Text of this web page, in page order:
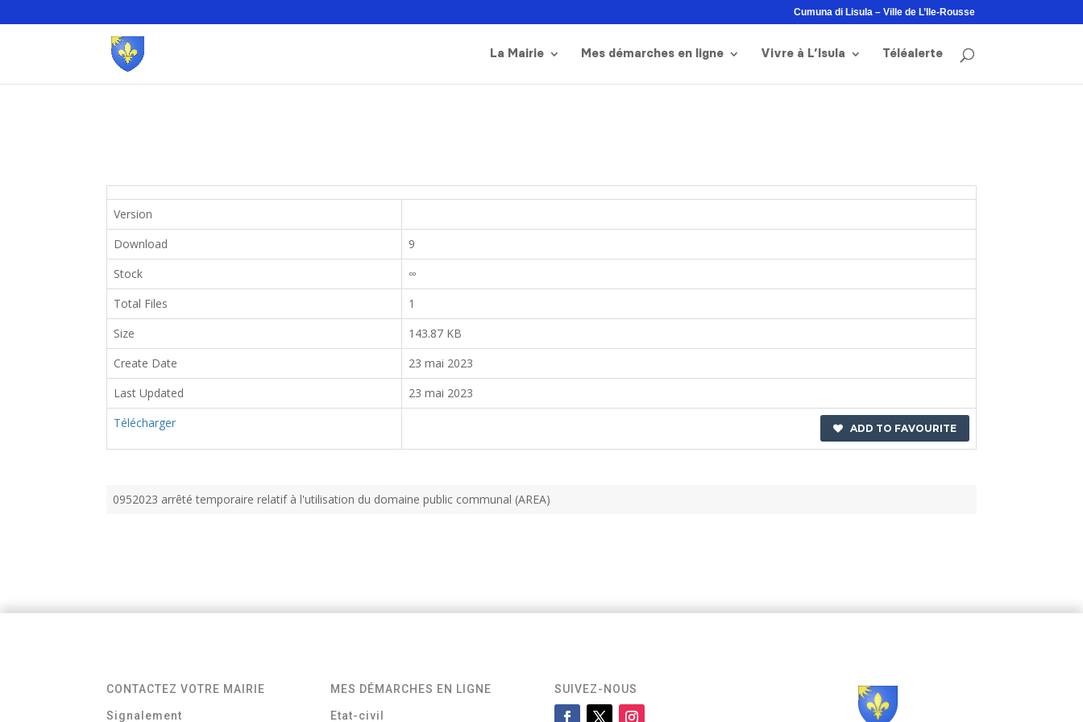
Cumuna di Lisula – Ville de L’Ile-Rousse
La Mairie Mes démarches en ligne Vivre à L’Isula Téléalerte
Version
Download
9
Stock
∞
Total Files
1
Size
143.87 KB
Create Date
23 mai 2023
Last Updated
23 mai 2023
Télécharger
ADD TO FAVOURITE
0952023 arrêté temporaire relatif à l'utilisation du domaine public communal (AREA)
CONTACTEZ VOTRE MAIRIE
Signalement
MES DÉMARCHES EN LIGNE
Etat-civil
SUIVEZ-NOUS